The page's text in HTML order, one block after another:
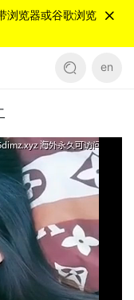
浏览器或谷歌浏览
en